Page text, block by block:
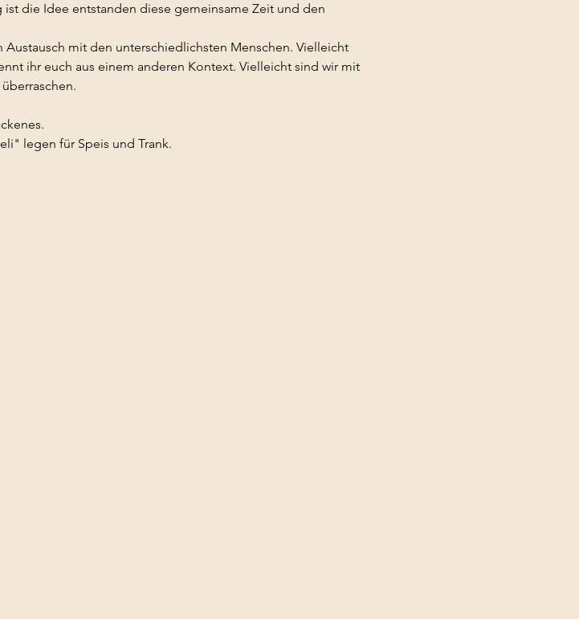
die Idee entstanden diese gemeinsame Zeit und den
mit den unterschiedlichsten Menschen. Vielleicht
ihr euch aus einem anderen Kontext. Vielleicht sind wir mit
legen für Speis und Trank.